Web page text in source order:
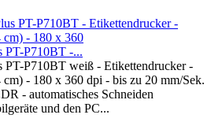
PT-P710BT -...
PT-P710BT weiß - Etikettendrucker -
- 180 x 360 dpi - bis zu 20 mm/Sek.
- automatisches Schneiden
und den PC...